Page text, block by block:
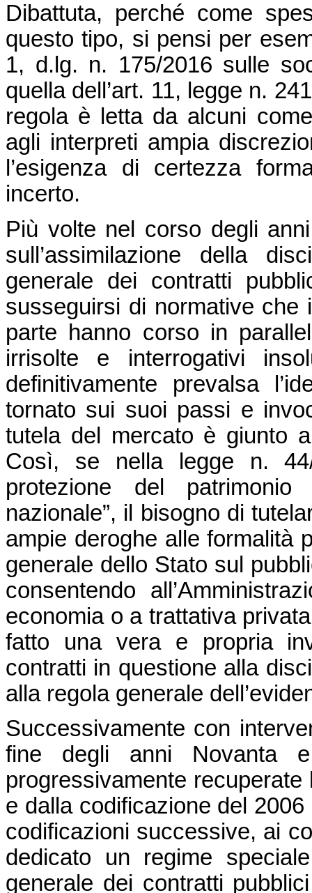
Dibattuta, perché come
questo tipo, si pensi per
1, d.lg. n. 175/2016 sulle
quella dell’art. 11, legge n.
regola è letta da alcuni
agli interpreti ampia
l’esigenza di certezza
incerto.
Più volte nel corso degli
sull’assimilazione della
generale dei contratti
susseguirsi di normative
parte hanno corso in
irrisolte e interrogativi
definitivamente prevalsa
tornato sui suoi passi e
tutela del mercato è giunto
Così, se nella legge n.
protezione del
nazionale”, il bisogno di
ampie deroghe alle formalità
generale dello Stato sul
consentendo
economia o a trattativa
fatto una vera e propria
contratti in questione alla
alla regola generale
Successivamente con
fine degli anni Novanta
progressivamente
e dalla codificazione del
codificazioni successive, ai
dedicato un regime
generale dei contratti